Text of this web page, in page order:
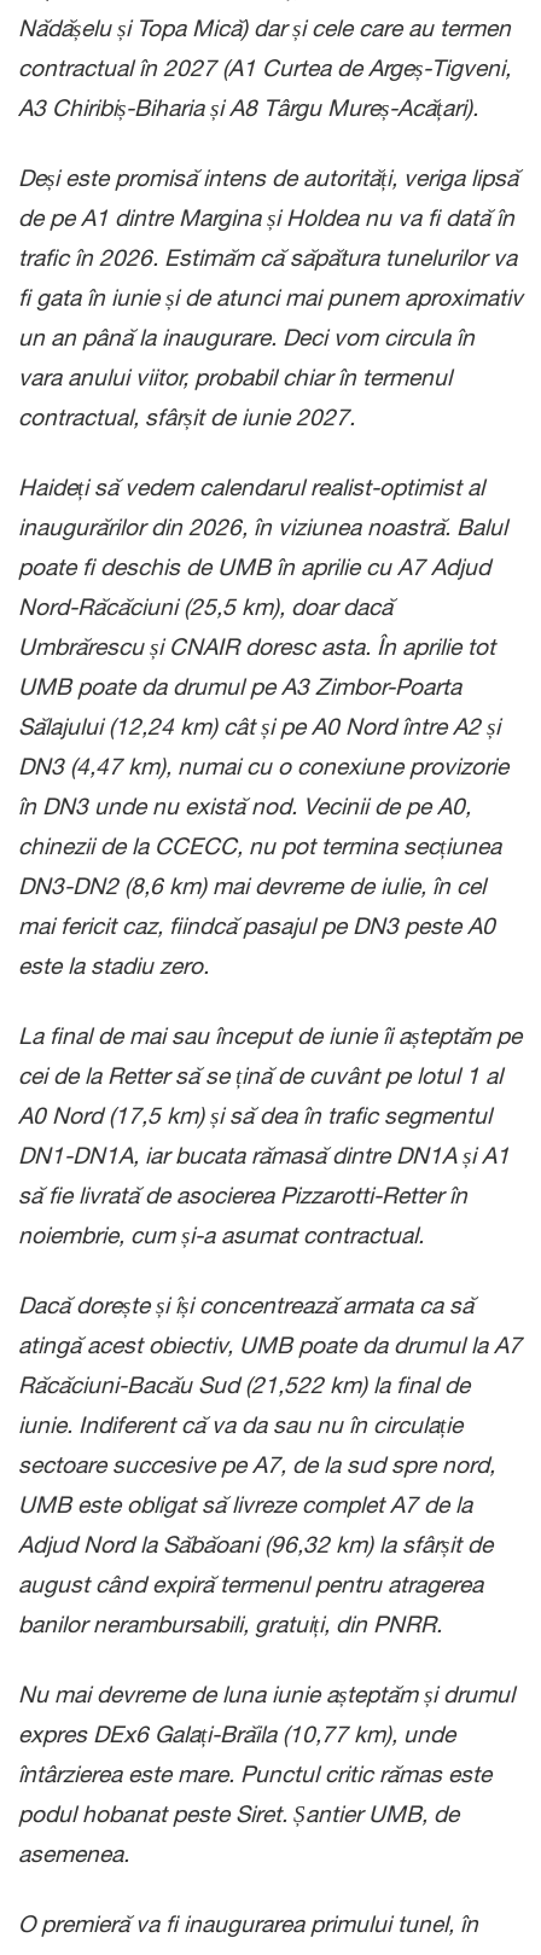
Nădășelu și Topa Mică) dar și cele care au termen
contractual în 2027 (A1 Curtea de Argeș-Tigveni,
A3 Chiribiș-Biharia și A8 Târgu Mureș-Acățari).
Deși este promisă intens de autorități, veriga lipsă
de pe A1 dintre Margina și Holdea nu va fi dată în
trafic în 2026. Estimăm că săpătura tunelurilor va
fi gata în iunie și de atunci mai punem aproximativ
un an până la inaugurare. Deci vom circula în
vara anului viitor, probabil chiar în termenul
contractual, sfârșit de iunie 2027.
Haideți să vedem calendarul realist-optimist al
inaugurărilor din 2026, în viziunea noastră. Balul
poate fi deschis de UMB în aprilie cu A7 Adjud
Nord-Răcăciuni (25,5 km), doar dacă
Umbrărescu și CNAIR doresc asta. În aprilie tot
UMB poate da drumul pe A3 Zimbor-Poarta
Sălajului (12,24 km) cât și pe A0 Nord între A2 și
DN3 (4,47 km), numai cu o conexiune provizorie
în DN3 unde nu există nod. Vecinii de pe A0,
chinezii de la CCECC, nu pot termina secțiunea
DN3-DN2 (8,6 km) mai devreme de iulie, în cel
mai fericit caz, fiindcă pasajul pe DN3 peste A0
este la stadiu zero.
La final de mai sau început de iunie îi așteptăm pe
cei de la Retter să se țină de cuvânt pe lotul 1 al
A0 Nord (17,5 km) și să dea în trafic segmentul
DN1-DN1A, iar bucata rămasă dintre DN1A și A1
să fie livrată de asocierea Pizzarotti-Retter în
noiembrie, cum și-a asumat contractual.
Dacă dorește și își concentrează armata ca să
atingă acest obiectiv, UMB poate da drumul la A7
Răcăciuni-Bacău Sud (21,522 km) la final de
iunie. Indiferent că va da sau nu în circulație
sectoare succesive pe A7, de la sud spre nord,
UMB este obligat să livreze complet A7 de la
Adjud Nord la Săbăoani (96,32 km) la sfârșit de
august când expiră termenul pentru atragerea
banilor nerambursabili, gratuiți, din PNRR.
Nu mai devreme de luna iunie așteptăm și drumul
expres DEx6 Galați-Brăila (10,77 km), unde
întârzierea este mare. Punctul critic rămas este
podul hobanat peste Siret. Șantier UMB, de
asemenea.
O premieră va fi inaugurarea primului tunel, în